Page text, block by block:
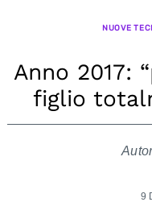
NUOVE
Anno 2017:
figlio
9